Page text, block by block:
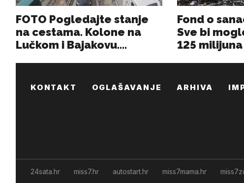
KONTAKT OGLAŠAVANJE ARHIVA
24sata.hr miss7.hr autostart.hr miss7mama.hr